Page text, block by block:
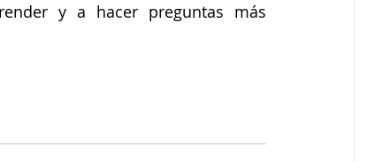
y a hacer preguntas más